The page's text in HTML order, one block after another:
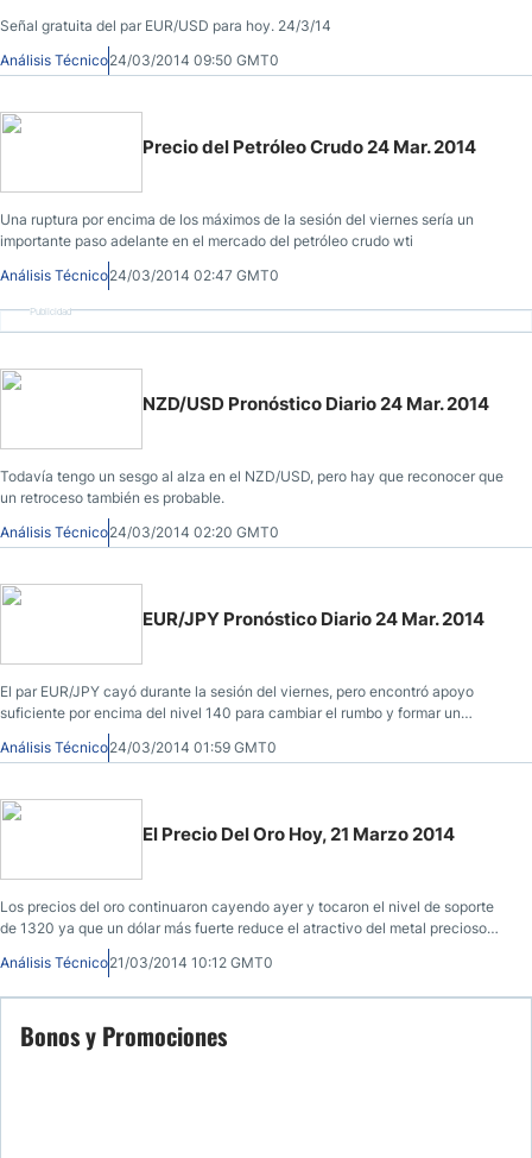
Señal gratuita del par EUR/USD para hoy. 24/3/14
Análisis Técnico24/03/2014 09:50 GMT0
Precio del Petróleo Crudo 24 Mar. 2014
Una ruptura por encima de los máximos de la sesión del viernes sería un
importante paso adelante en el mercado del petróleo crudo wti
Análisis Técnico24/03/2014 02:47 GMT0
Publicidad
NZD/USD Pronóstico Diario 24 Mar. 2014
Todavía tengo un sesgo al alza en el NZD/USD, pero hay que reconocer que
un retroceso también es probable.
Análisis Técnico24/03/2014 02:20 GMT0
EUR/JPY Pronóstico Diario 24 Mar. 2014
El par EUR/JPY cayó durante la sesión del viernes, pero encontró apoyo
suficiente por encima del nivel 140 para cambiar el rumbo y formar un
Análisis Técnico24/03/2014 01:59 GMT0
El Precio Del Oro Hoy, 21 Marzo 2014
Los precios del oro continuaron cayendo ayer y tocaron el nivel de soporte
de 1320 ya que un dólar más fuerte reduce el atractivo del metal precioso
como inversión alternativa.
Análisis Técnico21/03/2014 10:12 GMT0
Bonos y Promociones